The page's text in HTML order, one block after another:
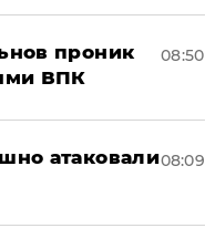
проник
ВПК
08:50
атаковали08:09